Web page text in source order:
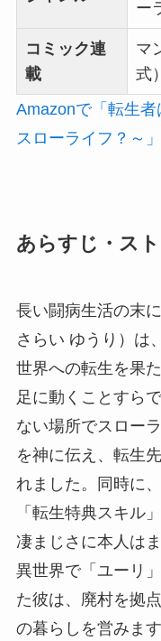
ー
コミック連
載
マ
式
Amazonで「転生
スローライフ？～
あらすじ・ス
長い闘病生活の末
さらい ゆうり）は
世界への転生を果
足に動くことすら
ない場所でスロー
を神に伝え、転生
れました。同時に
「転生特典スキル
凄まじさに本人は
異世界で「ユーリ
た彼は、廃村を拠
の暮らしを営みま